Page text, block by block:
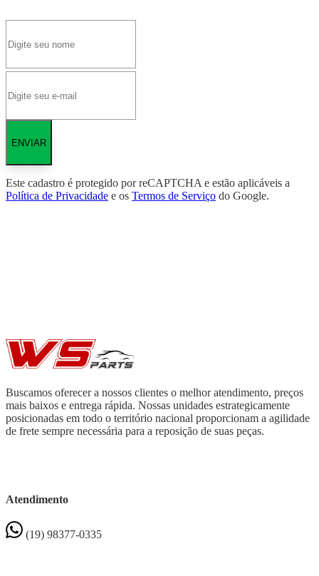
ENVIAR
Este cadastro é protegido por reCAPTCHA e estão aplicáveis a
Política de Privacidade e os Termos de Serviço do Google.
Buscamos oferecer a nossos clientes o melhor atendimento, preços
mais baixos e entrega rápida. Nossas unidades estrategicamente
posicionadas em todo o território nacional proporcionam a agilidade
de frete sempre necessária para a reposição de suas peças.
Atendimento
(19) 98377-0335